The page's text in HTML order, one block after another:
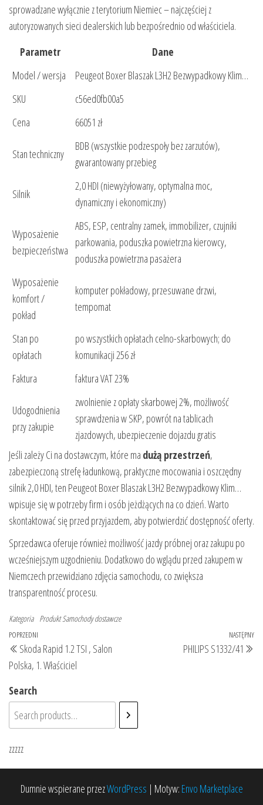
sprowadzane wyłącznie z terytorium Niemiec – najczęściej z
autoryzowanych sieci dealerskich lub bezpośrednio od właściciela.
Parametr
Dane
Model / wersja
Peugeot Boxer Blaszak L3H2 Bezwypadkowy Klim…
SKU
c56ed0fb00a5
Cena
66051 zł
Stan techniczny
BDB (wszystkie podzespoły bez zarzutów),
gwarantowany przebieg
Silnik
2,0 HDI (niewyżyłowany, optymalna moc,
dynamiczny i ekonomiczny)
Wyposażenie
bezpieczeństwa
ABS, ESP, centralny zamek, immobilizer, czujniki
parkowania, poduszka powietrzna kierowcy,
poduszka powietrzna pasażera
Wyposażenie
komfort /
pokład
komputer pokładowy, przesuwane drzwi,
tempomat
Stan po
opłatach
po wszystkich opłatach celno-skarbowych; do
komunikacji 256 zł
Faktura
faktura VAT 23%
Udogodnienia
przy zakupie
zwolnienie z opłaty skarbowej 2%, możliwość
sprawdzenia w SKP, powrót na tablicach
zjazdowych, ubezpieczenie dojazdu gratis
Jeśli zależy Ci na dostawczym, które ma dużą przestrzeń,
zabezpieczoną strefę ładunkową, praktyczne mocowania i oszczędny
silnik 2,0 HDI, ten Peugeot Boxer Blaszak L3H2 Bezwypadkowy Klim…
wpisuje się w potrzeby firm i osób jeżdżących na co dzień. Warto
skontaktować się przed przyjazdem, aby potwierdzić dostępność oferty.
Sprzedawca oferuje również możliwość jazdy próbnej oraz zakupu po
wcześniejszym uzgodnieniu. Dodatkowo do wglądu przed zakupem w
Niemczech przewidziano zdjęcia samochodu, co zwiększa
transparentność procesu.
Kategoria ProduktSamochody dostawcze
Nawigacja
wpisu
Poprzedni
wpis
POPRZEDNI
Skoda Rapid 1.2 TSI , Salon
Polska, 1. Właściciel
NASTĘPNY
PHILIPS S1332/41
Search
zzzzz
Dumnie wspierane przezWordPress | Motyw: Envo Marketplace